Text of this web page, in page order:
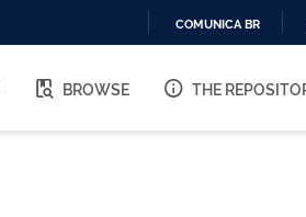
O
COMUNICA BR
BROWSE THE